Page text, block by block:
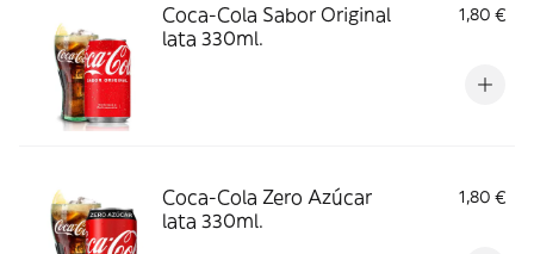
Coca-Cola Sabor Original
lata 330ml.
1,80 €
Coca-Cola Zero Azúcar
lata 330ml.
1,80 €